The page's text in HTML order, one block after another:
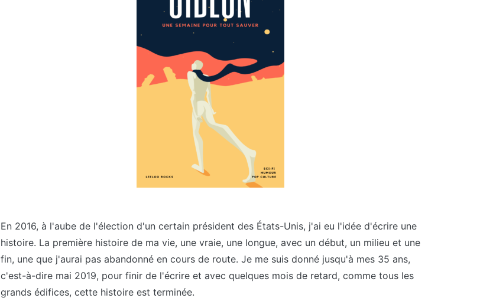
En 2016, à l'aube de l'élection d'un certain président des États-Unis, j'ai eu l'idée d'écrire une
histoire. La première histoire de ma vie, une vraie, une longue, avec un début, un milieu et une
fin, une que j'aurai pas abandonné en cours de route. Je me suis donné jusqu'à mes 35 ans,
c'est-à-dire mai 2019, pour finir de l'écrire et avec quelques mois de retard, comme tous les
grands édifices, cette histoire est terminée.